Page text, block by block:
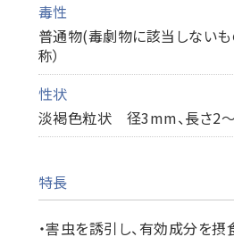
毒性
普通物(毒劇物に該当しないも
称）
性状
淡褐色粒状 径3mm、長さ2
特長
・害虫を誘引し、有効成分を